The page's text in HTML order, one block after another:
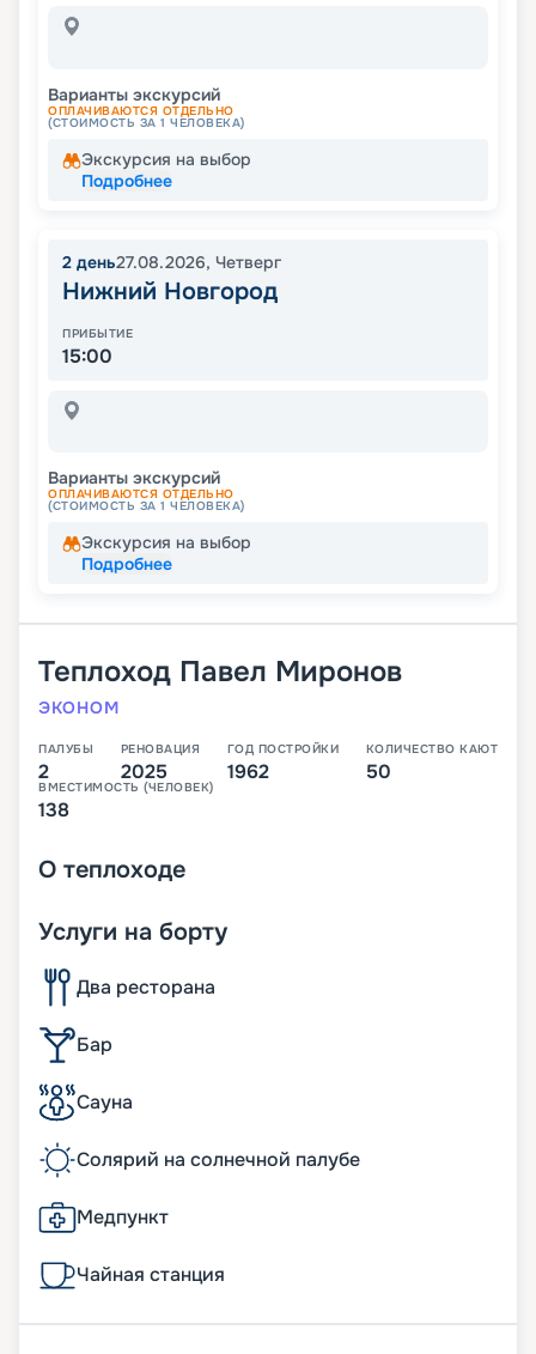
Варианты экскурсий
ОПЛАЧИВАЮТСЯ ОТДЕЛЬНО
(СТОИМОСТЬ ЗА 1 ЧЕЛОВЕКА)
Экскурсия на выбор
Подробнее
2 день27.08.2026, Четверг
Нижний Новгород
ПРИБЫТИЕ
15:00
Варианты экскурсий
ОПЛАЧИВАЮТСЯ ОТДЕЛЬНО
(СТОИМОСТЬ ЗА 1 ЧЕЛОВЕКА)
Экскурсия на выбор
Подробнее
Теплоход Павел Миронов
ЭКОНОМ
ПАЛУБЫ
2
РЕНОВАЦИЯ
2025
ГОД ПОСТРОЙКИ
1962
КОЛИЧЕСТВО КАЮТ
50
ВМЕСТИМОСТЬ (ЧЕЛОВЕК)
138
О теплоходе
Услуги на борту
Два ресторана
Бар
Сауна
Солярий на солнечной палубе
Медпункт
Чайная станция